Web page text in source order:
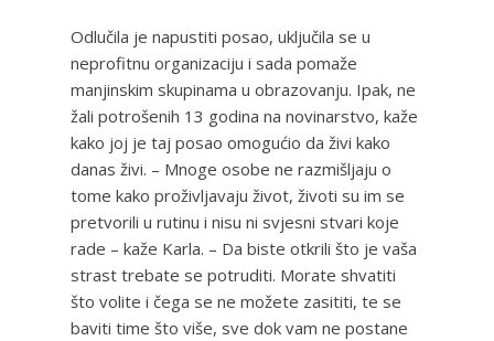
Odlučila je napustiti posao, uključila se u
neprofitnu organizaciju i sada pomaže
manjinskim skupinama u obrazovanju. Ipak, ne
žali potrošenih 13 godina na novinarstvo, kaže
kako joj je taj posao omogućio da živi kako
danas živi. – Mnoge osobe ne razmišljaju o
tome kako proživljavaju život, životi su im se
pretvorili u rutinu i nisu ni svjesni stvari koje
rade – kaže Karla. – Da biste otkrili što je vaša
strast trebate se potruditi. Morate shvatiti
što volite i čega se ne možete zasititi, te se
baviti time što više, sve dok vam ne postane